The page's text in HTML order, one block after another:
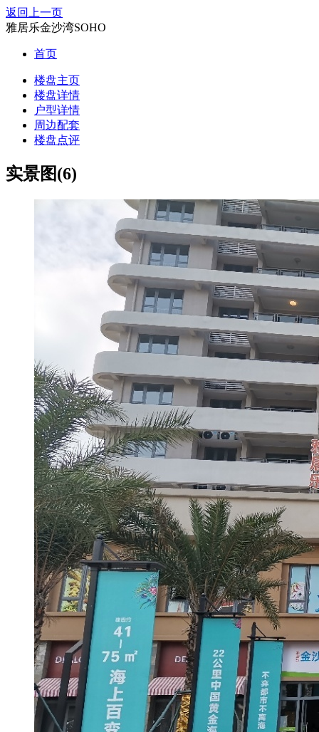
返回上一页
雅居乐金沙湾SOHO
首页
楼盘主页
楼盘详情
户型详情
周边配套
楼盘点评
实景图(6)